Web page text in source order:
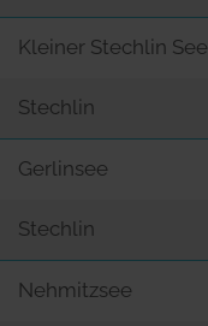
Kleiner Stechlin See
Stechlin
Gerlinsee
Stechlin
Nehmitzsee